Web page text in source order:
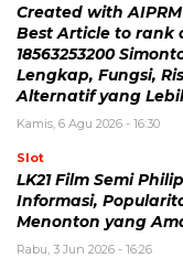
Created with
Best Article to rank
18563253200
Lengkap, Fungsi,
Alternatif yang
Kamis, 6 Agu 2026 - 16:30
Slot
LK21 Film Semi
Informasi,
Menonton yang
Rabu, 3 Jun 2026 - 16:26